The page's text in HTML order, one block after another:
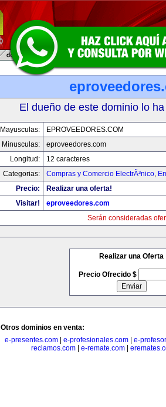
El dueño de este dominio lo
Mayusculas:
EPROVEEDORES.COM
Minusculas:
eproveedores.com
Longitud:
12 caracteres
Categorias:
Compras y Comercio ElectrÃ³nico,
Precio:
Realizar una oferta!
Visitar!
eproveedores.com
Serán consideradas
Realizar una Oferta
Precio Ofrecido $
Otros dominios en venta:
e-presentes.com
e-profesionales.com
e-
reclamos.com
e-remate.com